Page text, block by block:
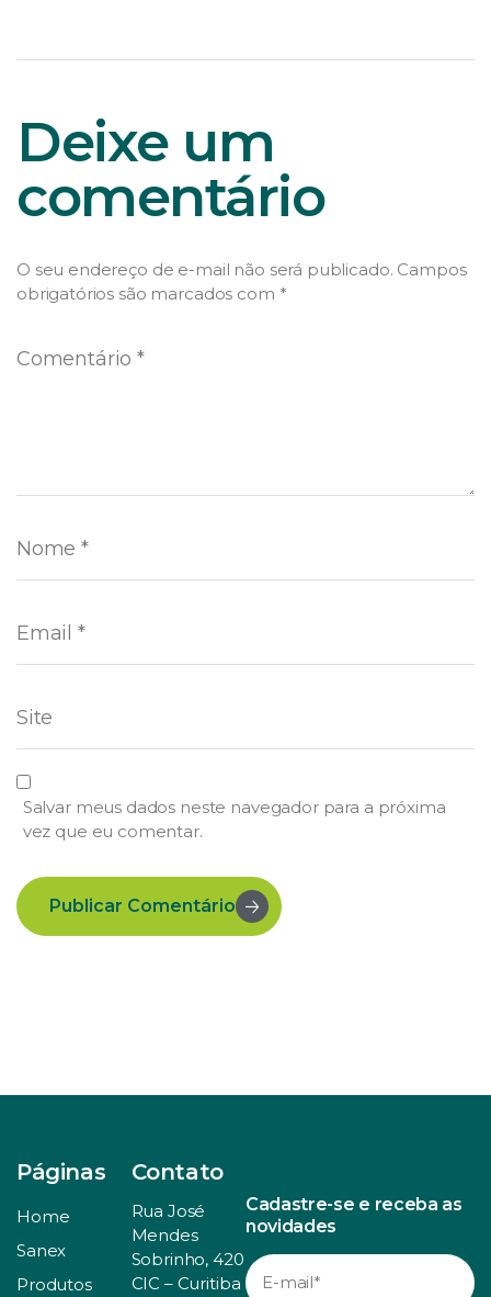
Deixe um
comentário
O seu endereço de e-mail não será publicado. Campos
obrigatórios são marcados com *
Salvar meus dados neste navegador para a próxima
vez que eu comentar.
Publicar Comentário
Páginas
Home
Sanex
Produtos
Contato
Rua José
Mendes
Sobrinho, 420
CIC – Curitiba
Cadastre-se e receba as
novidades